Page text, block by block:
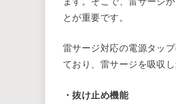
次に、電源タップの選び
・雷サージ
雷サージとは、雷が落ち